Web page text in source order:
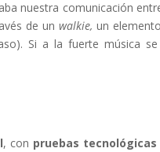
nuestra comunicación
de un walkie, un
Si a la fuerte música
, con pruebas tecnológicas